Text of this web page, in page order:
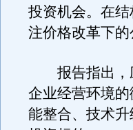
投资机会。在
注价格改革下的
报告指出，
企业经营环境
能整合、技术